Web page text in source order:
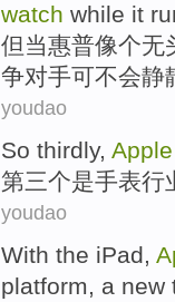
watch while it
但当惠普像个无
争对手可不会静
youdao
So thirdly, Apple
第三个是手表行
youdao
With the iPad,
platform, a new